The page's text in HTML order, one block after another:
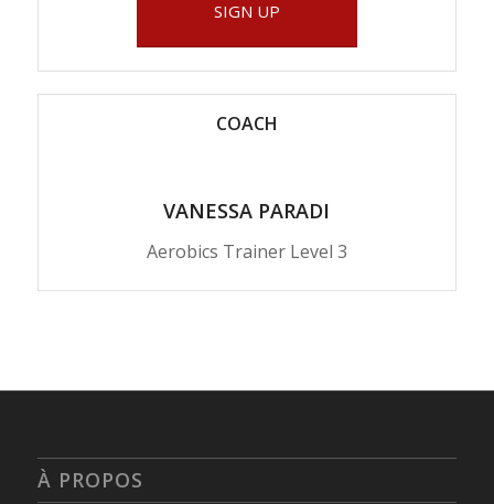
SIGN UP
COACH
VANESSA PARADI
Aerobics Trainer Level 3
À PROPOS